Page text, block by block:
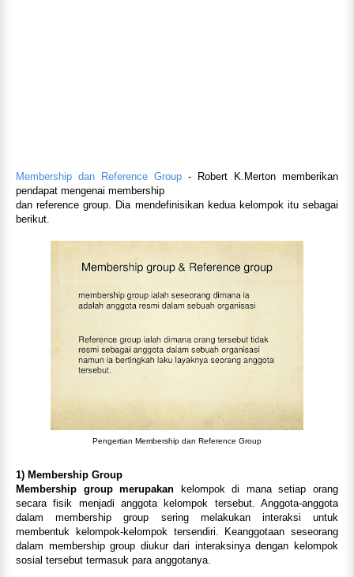
Membership dan Reference Group - Robert K.Merton memberikan
pendapat mengenai membership
dan reference group. Dia mendefinisikan kedua kelompok itu sebagai
berikut.
Pengertian Membership dan Reference Group
1) Membership Group
Membership group merupakan kelompok di mana setiap orang
secara fisik menjadi anggota kelompok tersebut. Anggota-anggota
dalam membership group sering melakukan interaksi untuk
membentuk kelompok-kelompok tersendiri. Keanggotaan seseorang
dalam membership group diukur dari interaksinya dengan kelompok
sosial tersebut termasuk para anggotanya.